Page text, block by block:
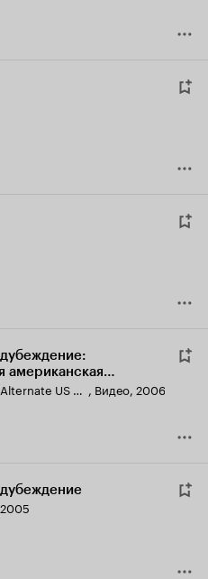
американская
Pride & Prejudice: Alternate US Ending , Видео, 2006
2005